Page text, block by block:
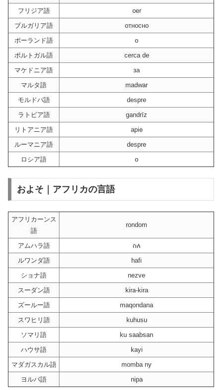
フリジア語
oer
ブルガリア語
относно
ポーランド語
o
ポルトガル語
cerca de
マケドニア語
за
マルタ語
madwar
モルドバ語
despre
ラトビア語
gandrīz
リトアニア語
apie
ルーマニア語
despre
ロシア語
о
およそ｜アフリカの言語
アフリカーンス
語
rondom
アムハラ語
ስለ
ルワンダ語
hafi
ショナ語
nezve
スーダン語
kira-kira
ズールー語
maqondana
スワヒリ語
kuhusu
ソマリ語
ku saabsan
ハウサ語
kayi
マダガスカル語
momba ny
ヨルバ語
nipa